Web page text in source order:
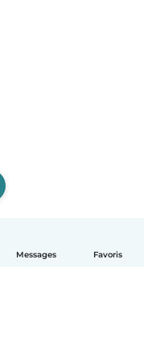
Messages Favoris